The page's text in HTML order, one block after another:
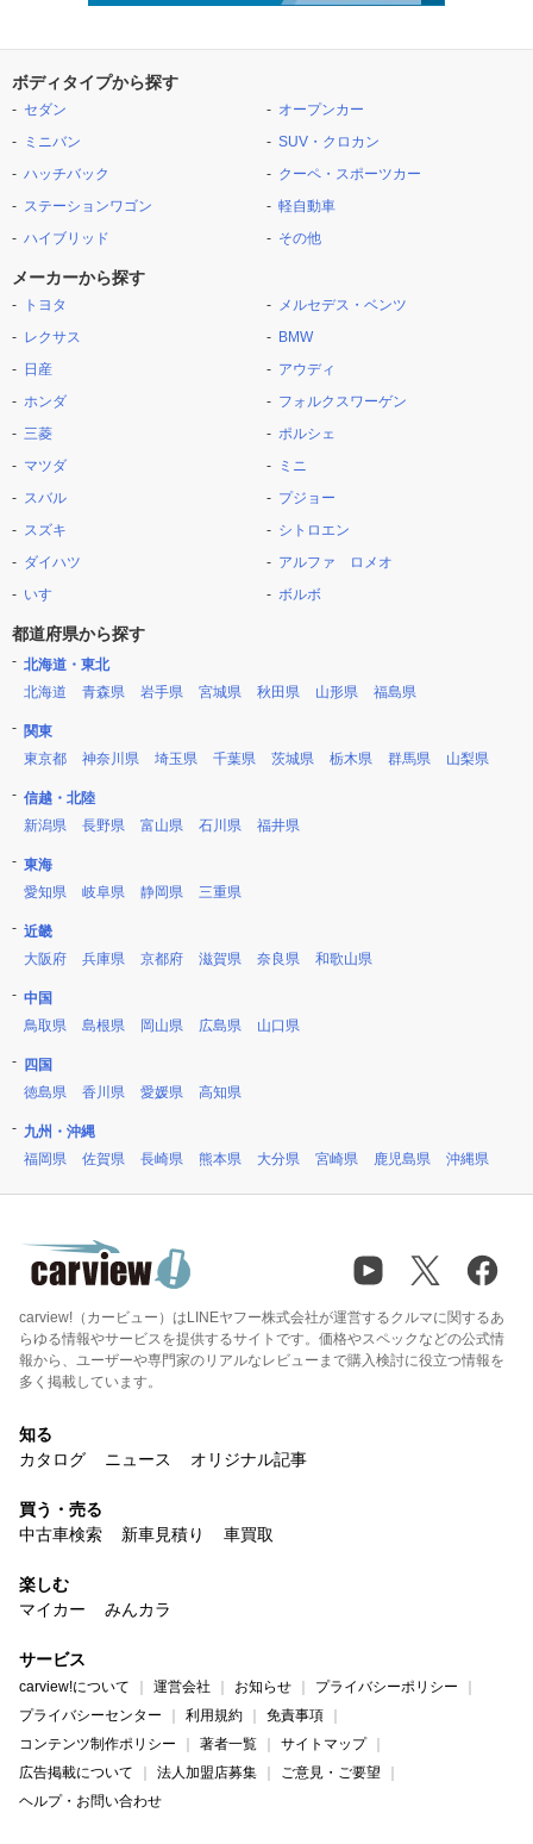
ボディタイプから探す
セダン
ミニバン
ハッチバック
ステーションワゴン
ハイブリッド
オープンカー
SUV・クロカン
クーペ・スポーツカー
軽自動車
その他
メーカーから探す
トヨタ
レクサス
日産
ホンダ
三菱
マツダ
スバル
スズキ
ダイハツ
いすゞ
メルセデス・ベンツ
BMW
アウディ
フォルクスワーゲン
ポルシェ
ミニ
プジョー
シトロエン
アルファ ロメオ
ボルボ
都道府県から探す
北海道・東北
北海道
青森県 岩手県 宮城県 秋田県 山形県 福島県
関東
東京都
神奈川県 埼玉県 千葉県 茨城県 栃木県 群馬県 山梨県
信越・北陸
新潟県
長野県 富山県 石川県 福井県
東海
愛知県
岐阜県 静岡県 三重県
近畿
大阪府
兵庫県 京都府 滋賀県 奈良県 和歌山県
中国
鳥取県
島根県 岡山県 広島県 山口県
四国
徳島県
香川県 愛媛県 高知県
九州・沖縄
福岡県
佐賀県 長崎県 熊本県 大分県 宮崎県 鹿児島県 沖縄県
carview!（カービュー）はLINEヤフー株式会社が運営するクルマに関するあ
らゆる情報やサービスを提供するサイトです。価格やスペックなどの公式情
報から、ユーザーや専門家のリアルなレビューまで購入検討に役立つ情報を
多く掲載しています。
知る
カタログ
ニュース オリジナル記事
買う・売る
中古車検索
新車見積り 車買取
楽しむ
マイカー
みんカラ
サービス
carview!について 運営会社 お知らせ
プライバシーポリシー
プライバシーセンター
利用規約
免責事項
コンテンツ制作ポリシー
著者一覧
サイトマップ
広告掲載について
法人加盟店募集
ご意見・ご要望
ヘルプ・お問い合わせ